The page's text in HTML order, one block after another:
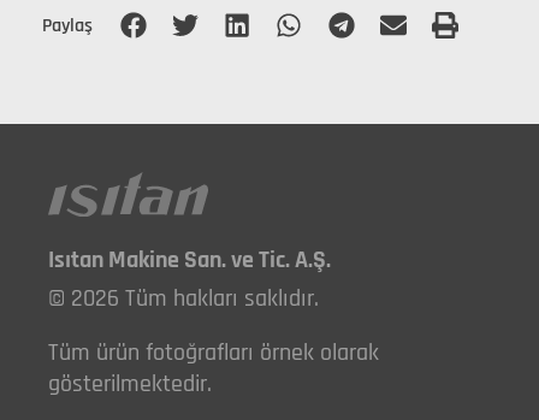
Paylaş
Isıtan Makine San. ve Tic. A.Ş.
© 2026 Tüm hakları saklıdır.
Tüm ürün fotoğrafları örnek olarak
gösterilmektedir.